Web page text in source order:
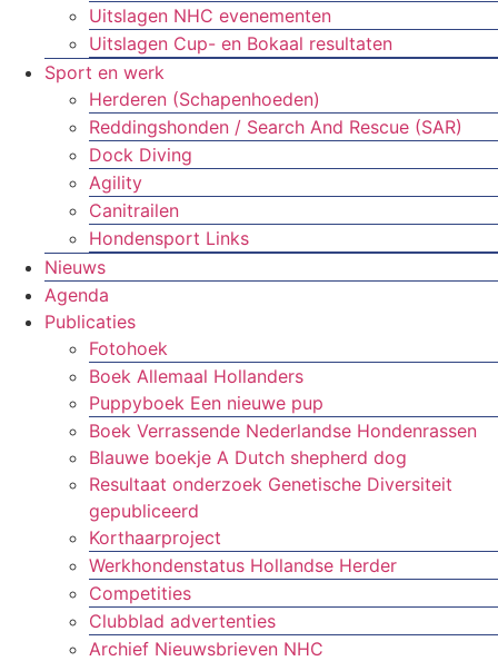
Uitslagen NHC evenementen
Uitslagen Cup- en Bokaal resultaten
Sport en werk
Herderen (Schapenhoeden)
Reddingshonden / Search And Rescue (SAR)
Dock Diving
Agility
Canitrailen
Hondensport Links
Nieuws
Agenda
Publicaties
Fotohoek
Boek Allemaal Hollanders
Puppyboek Een nieuwe pup
Boek Verrassende Nederlandse Hondenrassen
Blauwe boekje A Dutch shepherd dog
Resultaat onderzoek Genetische Diversiteit
gepubliceerd
Korthaarproject
Werkhondenstatus Hollandse Herder
Competities
Clubblad advertenties
Archief Nieuwsbrieven NHC